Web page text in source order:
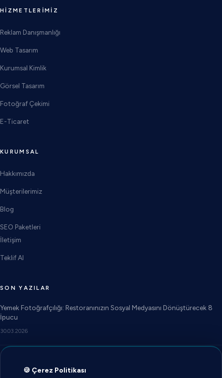
HIZMETLERIMIZ
Reklam Danışmanlığı
Web Tasarım
Kurumsal Kimlik
Görsel Tasarım
Fotoğraf Çekimi
E-Ticaret
KURUMSAL
Hakkımızda
Müşterilerimiz
Blog
SEO Paketleri
İletişim
Teklif Al
SON YAZILAR
Yemek Fotoğrafçılığı: Restoranınızın Sosyal Medyasını Dönüştürecek 8
İpucu
30.03.2026
27.03.2026🍪 Çerez Politikası